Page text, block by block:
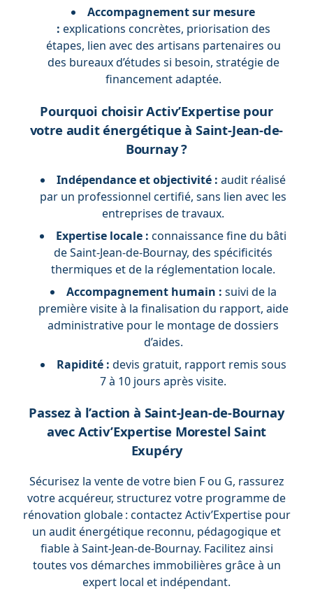
Accompagnement sur mesure
: explications concrètes, priorisation des
étapes, lien avec des artisans partenaires ou
des bureaux d’études si besoin, stratégie de
financement adaptée.
Pourquoi choisir Activ’Expertise pour
votre audit énergétique à Saint-Jean-de-
Bournay ?
Indépendance et objectivité : audit réalisé
par un professionnel certifié, sans lien avec les
entreprises de travaux.
Expertise locale : connaissance fine du bâti
de Saint-Jean-de-Bournay, des spécificités
thermiques et de la réglementation locale.
Accompagnement humain : suivi de la
première visite à la finalisation du rapport, aide
administrative pour le montage de dossiers
d’aides.
Rapidité : devis gratuit, rapport remis sous
7 à 10 jours après visite.
Passez à l’action à Saint-Jean-de-Bournay
avec Activ’Expertise Morestel Saint
Exupéry
Sécurisez la vente de votre bien F ou G, rassurez
votre acquéreur, structurez votre programme de
rénovation globale : contactez Activ’Expertise pour
un audit énergétique reconnu, pédagogique et
fiable à Saint-Jean-de-Bournay. Facilitez ainsi
toutes vos démarches immobilières grâce à un
expert local et indépendant.